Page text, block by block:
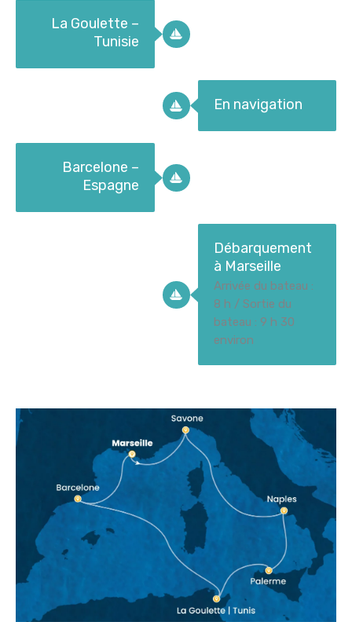
La Goulette –
Tunisie
En navigation
Barcelone –
Espagne
Débarquement
à Marseille
Arrivée du bateau :
8 h / Sortie du
bateau : 9 h 30
environ